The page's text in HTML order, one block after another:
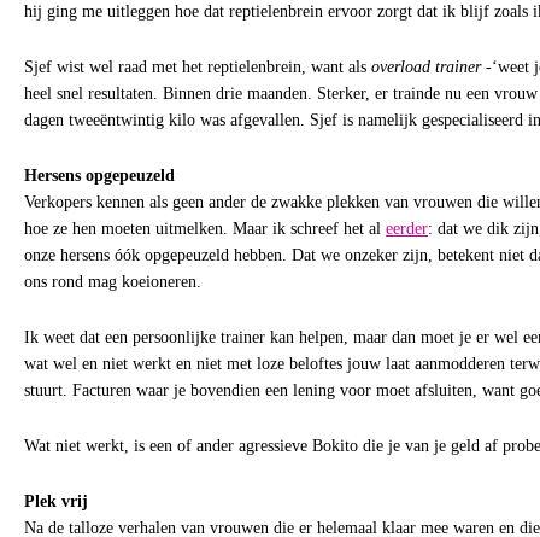
hij ging me uitleggen hoe dat reptielenbrein ervoor zorgt dat ik blijf zoals
Sjef wist wel raad met het reptielenbrein, want als overload trainer-‘weet
heel snel resultaten. Binnen drie maanden. Sterker, er trainde nu een
dagen tweeëntwintig kilo was afgevallen. Sjef is namelijk gespecialiseerd
Hersens opgepeuzeld
Verkopers kennen als geen ander de zwakke plekken van vrouwen die
hoe ze hen moeten uitmelken. Maar ik schreef het al eerder: dat we dik
onze hersens óók opgepeuzeld hebben. Dat we onzeker zijn, betekent niet
ons rond mag koeioneren.
Ik weet dat een persoonlijke trainer kan helpen, maar dan moet je er wel
wat wel en niet werkt en niet met loze beloftes jouw laat aanmodderen
stuurt. Facturen waar je bovendien een lening voor moet afsluiten, want
Wat niet werkt, is een of ander agressieve Bokito die je van je geld af
Plek vrij
Na de talloze verhalen van vrouwen die er helemaal klaar mee waren en